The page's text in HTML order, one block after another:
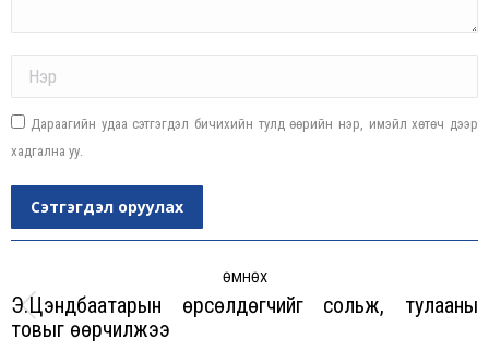
Дараагийн удаа сэтгэгдэл бичихийн тулд өөрийн нэр, имэйл хөтөч дээр
хадгална уу.
Сэтгэгдэл оруулах
ӨМНӨХ
Previous
Э.Цэндбаатарын өрсөлдөгчийг сольж, тулааны
товыг өөрчилжээ